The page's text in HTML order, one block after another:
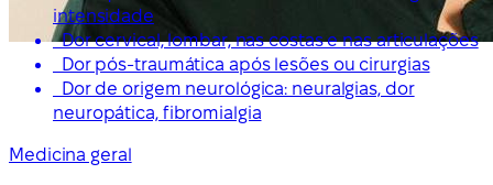
intensidade
Dor cervical, lombar, nas costas e nas articulações
Dor pós-traumática após lesões ou cirurgias
Dor de origem neurológica: neuralgias, dor
neuropática, fibromialgia
Medicina geral